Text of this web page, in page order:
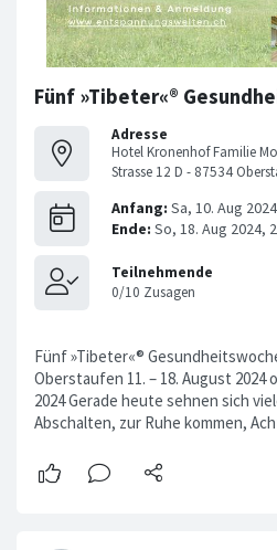
Adresse
Hotel Kronenhof Familie
Strasse 12 D - 87534
Fünf »Tibeter«®
Oberstaufen 11. – 18. August 2024
2024 Gerade heute sehnen sich
Abschalten, zur Ruhe kommen,